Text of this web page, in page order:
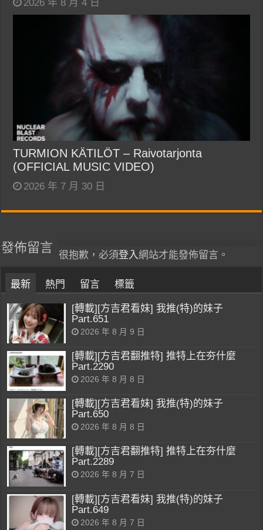
2026 年 8 月 4 日
TURMION KÄTILÖT – Raivotarjonta
(OFFICIAL MUSIC VIDEO)
2026 年 7 月 30 日
發佈留言
很抱歉，必須登入網站才能發佈留言。
最新 熱門 留言 標籤
[轉載][方吉君看妹] 我推(特)的妹子
Part.651
2026 年 8 月 9 日
[轉載][方吉君翻推特] 推特上在夯什麼
Part.2290
2026 年 8 月 8 日
[轉載][方吉君看妹] 我推(特)的妹子
Part.650
2026 年 8 月 8 日
[轉載][方吉君翻推特] 推特上在夯什麼
Part.2289
2026 年 8 月 7 日
[轉載][方吉君看妹] 我推(特)的妹子
Part.649
2026 年 8 月 7 日